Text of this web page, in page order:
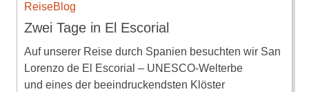
ReiseBlog
Zwei Tage in El Escorial
Auf unserer Reise durch Spanien besuchten wir San
Lorenzo de El Escorial – UNESCO-Welterbe
und eines der beeindruckendsten Klöster